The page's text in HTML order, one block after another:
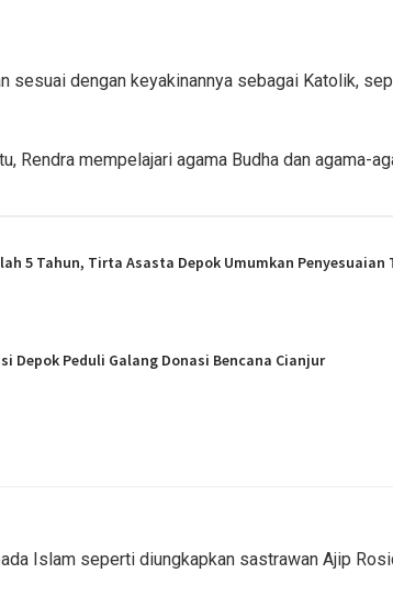
sesuai dengan keyakinannya sebagai Katolik,
mempelajari agama Budha dan agama-
5 Tahun, Tirta Asasta Depok Umumkan Penyesuaian
Depok Peduli Galang Donasi Bencana Cianjur
Islam seperti diungkapkan sastrawan Ajip